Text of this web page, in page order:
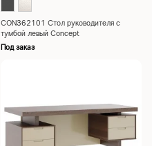
CON362101 Стол руководителя с
тумбой левый Concept
2200x1000x760
Под заказ